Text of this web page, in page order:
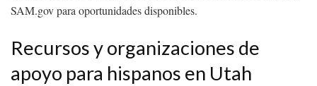
SAM.gov para oportunidades disponibles.
Recursos y organizaciones de
apoyo para hispanos en Utah